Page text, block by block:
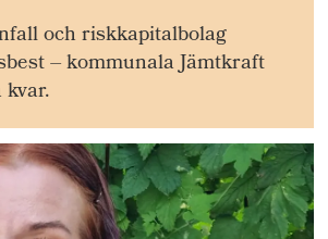
och riskkapitalbolag
– kommunala Jämtkraft